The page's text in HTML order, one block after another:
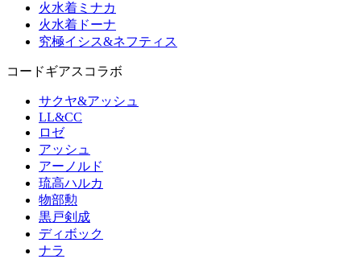
火水着ミナカ
火水着ドーナ
究極イシス&ネフティス
コードギアスコラボ
サクヤ&アッシュ
LL&CC
ロゼ
アッシュ
アーノルド
琉高ハルカ
物部勲
黒戸剣成
ディボック
ナラ